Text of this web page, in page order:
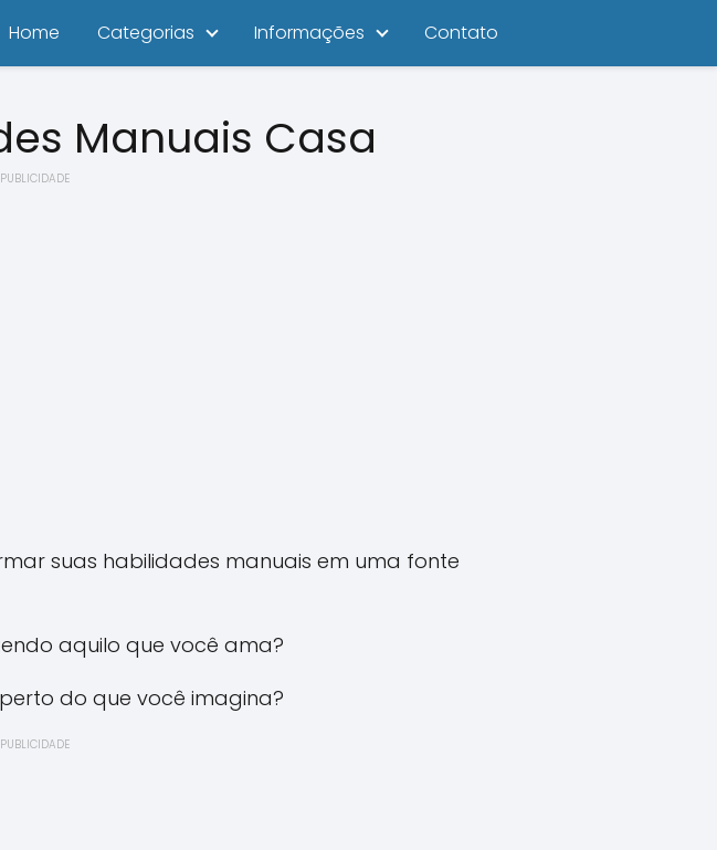
Home Categorias Informações Contato
Manuais Casa
suas habilidades manuais em uma fonte
aquilo que você ama?
do que você imagina?